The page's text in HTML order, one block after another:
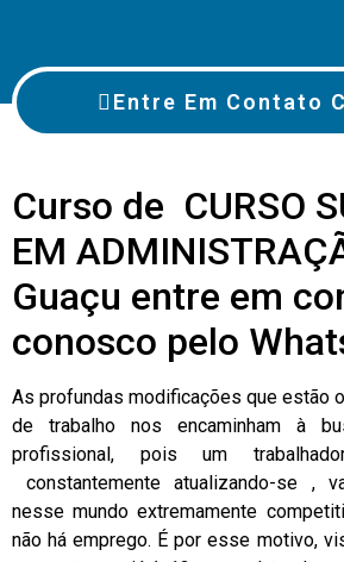
Entre Em Contato
Curso de CURSO
EM
Guaçu entre em
conosco pelo
As profundas modificações que estão
de trabalho nos encaminham à
profissional, pois um
constantemente atualizando-se ,
nesse mundo extremamente
não há emprego. É por esse motivo,